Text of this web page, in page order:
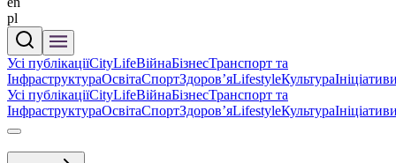
pl
Усі публікаціїCityLifeВійнаБізнесТранспорт та
ІнфраструктураОсвітаСпортЗдоровʼяLifestyleКультура
Усі публікаціїCityLifeВійнаБізнесТранспорт та
ІнфраструктураОсвітаСпортЗдоровʼяLifestyleКультура